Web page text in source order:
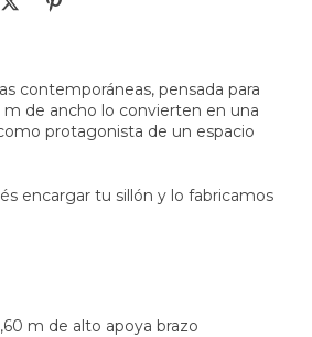
contemporáneas, pensada para
m de ancho lo convierten en una
protagonista de un espacio
encargar tu sillón y lo fabricamos
m de alto apoya brazo